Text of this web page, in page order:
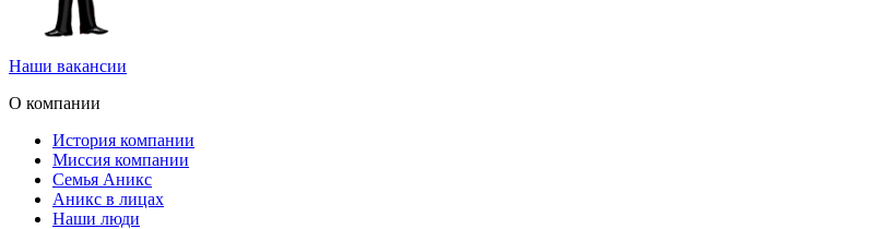
Наши вакансии
О компании
История компании
Миссия компании
Семья Аникс
Аникс в лицах
Наши люди